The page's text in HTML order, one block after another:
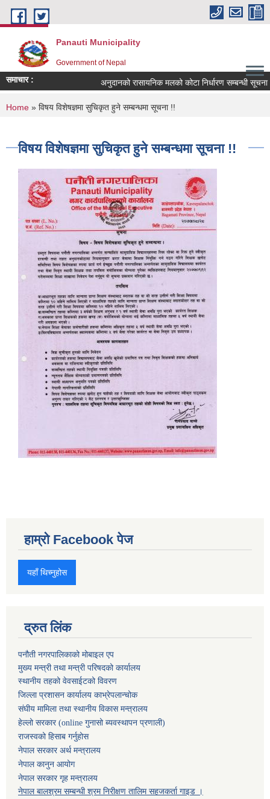
Skip to main content
Panauti Municipality
Government of Nepal
समाचार : अनुदानको रासायनिक मलको कोटा निर्धारण सम्बन्धी सूचना
You are here
Home » विषय विशेषज्ञमा सुचिकृत हुने सम्बन्धमा सूचना !!
विषय विशेषज्ञमा सुचिकृत हुने सम्बन्धमा सूचना !!
हाम्रो Facebook पेज
यहाँ थिच्नुहोस
द्रुत लिंक
पनौती नगरपालिकाको मोबाइल एप
मुख्य मन्त्री तथा मन्त्री परिषदको कार्यालय
स्थानीय तहको वेवसाईटको विवरण
जिल्ला प्रशासन कार्यालय काभ्रेपलान्चोक
संघीय मामिला तथा स्थानीय विकास मन्त्रालय
हेल्लो सरकार (online गुनासो ब्यवस्थापन प्रणाली)
राजस्वको हिसाब गर्नुहोस
नेपाल सरकार अर्थ मन्त्रालय
नेपाल कानुन आयोग
नेपाल सरकार गृह मन्त्रालय
नेपाल बालश्रम सम्बन्धी श्रम निरीक्षण तालिम सहजकर्ता गाइड ।